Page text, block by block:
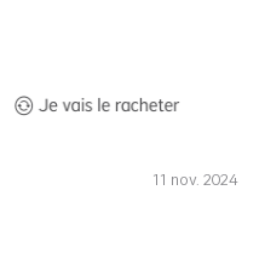
11 nov. 2024